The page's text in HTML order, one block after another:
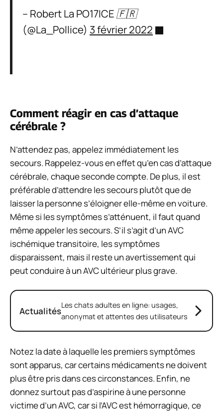
– Robert La PO17ICE 🇫🇷
(@La_Pollice) 3 février 2022
Comment réagir en cas d’attaque
cérébrale ?
N’attendez pas, appelez immédiatement les
secours. Rappelez-vous en effet qu’en cas d’attaque
cérébrale, chaque seconde compte. De plus, il est
préférable d’attendre les secours plutôt que de
laisser la personne s’éloigner elle-même en voiture.
Même si les symptômes s’atténuent, il faut quand
même appeler les secours. S’il s’agit d’un AVC
ischémique transitoire, les symptômes
disparaissent, mais il reste un avertissement qui
peut conduire à un AVC ultérieur plus grave.
ActualitésLes chats adultes en ligne: usages,
anonymat et attentes des utilisateurs
Notez la date à laquelle les premiers symptômes
sont apparus, car certains médicaments ne doivent
plus être pris dans ces circonstances. Enfin, ne
donnez surtout pas d’aspirine à une personne
victime d’un AVC, car si l’AVC est hémorragique, ce